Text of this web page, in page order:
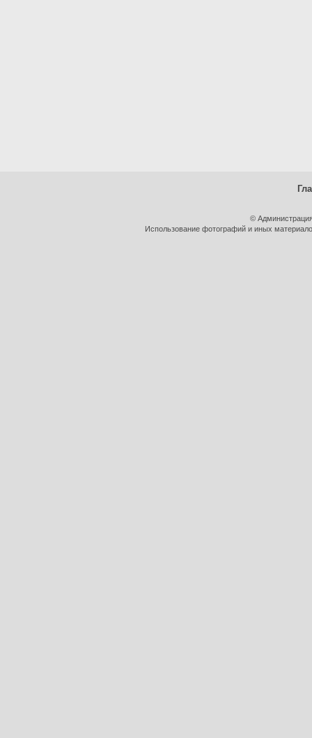
©
Использование фотографий и иных